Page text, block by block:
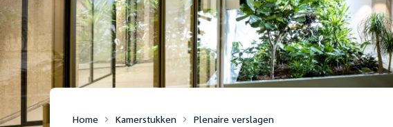
Home Kamerstukken Plenaire verslagen